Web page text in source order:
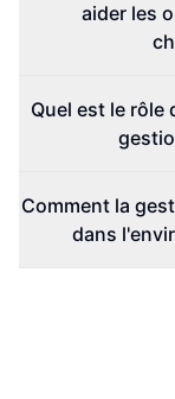
aider les
Quel est le rôle
Comment la
dans